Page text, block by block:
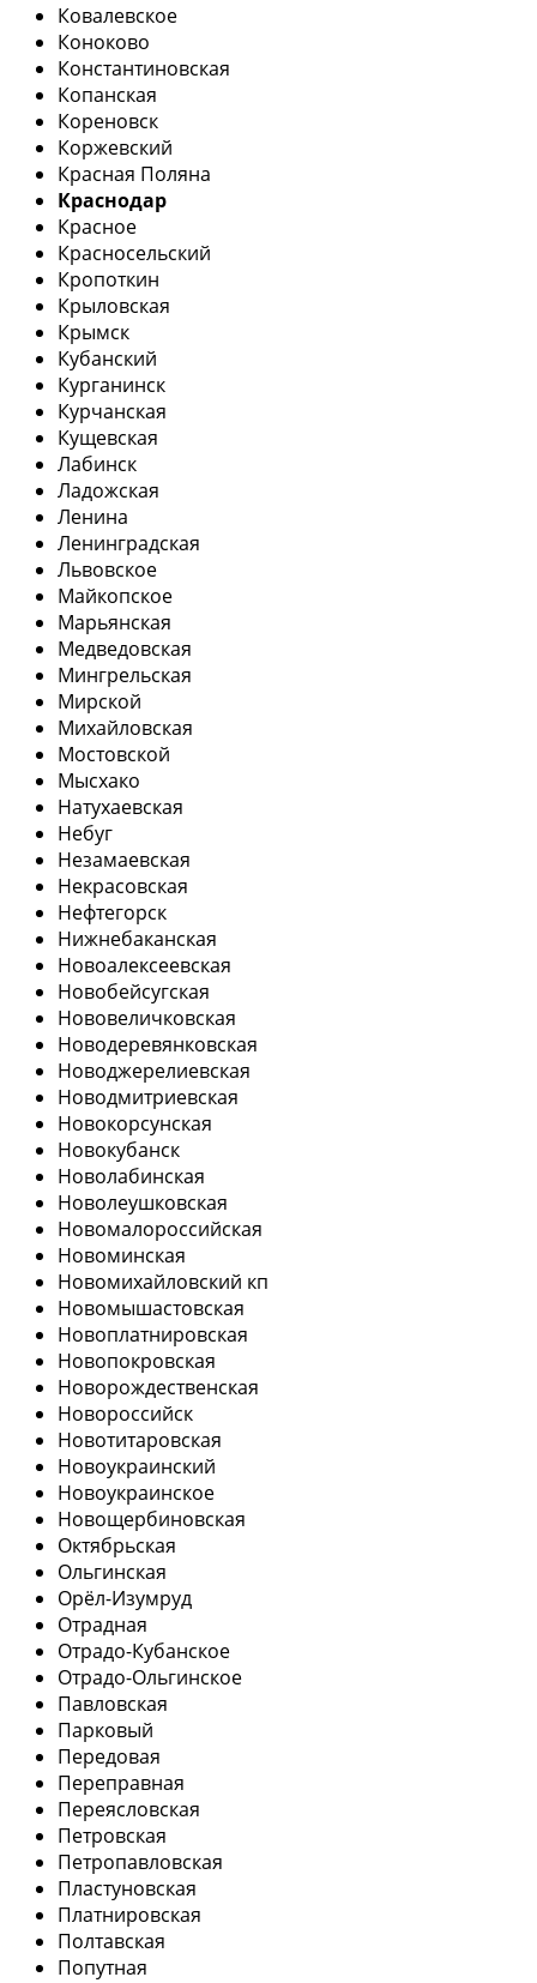
Ковалевское
Коноково
Константиновская
Копанская
Кореновск
Коржевский
Красная Поляна
Краснодар
Красное
Красносельский
Кропоткин
Крыловская
Крымск
Кубанский
Курганинск
Курчанская
Кущевская
Лабинск
Ладожская
Ленина
Ленинградская
Львовское
Майкопское
Марьянская
Медведовская
Мингрельская
Мирской
Михайловская
Мостовской
Мысхако
Натухаевская
Небуг
Незамаевская
Некрасовская
Нефтегорск
Нижнебаканская
Новоалексеевская
Новобейсугская
Нововеличковская
Новодеревянковская
Новоджерелиевская
Новодмитриевская
Новокорсунская
Новокубанск
Новолабинская
Новолеушковская
Новомалороссийская
Новоминская
Новомихайловский кп
Новомышастовская
Новоплатнировская
Новопокровская
Новорождественская
Новороссийск
Новотитаровская
Новоукраинский
Новоукраинское
Новощербиновская
Октябрьская
Ольгинская
Орёл-Изумруд
Отрадная
Отрадо-Кубанское
Отрадо-Ольгинское
Павловская
Парковый
Передовая
Переправная
Переясловская
Петровская
Петропавловская
Пластуновская
Платнировская
Полтавская
Попутная